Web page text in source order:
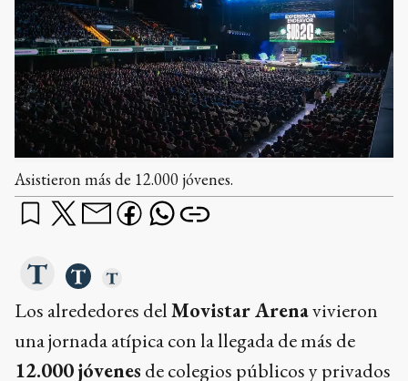
Asistieron más de 12.000 jóvenes.
Los alrededores delMovistar Arenavivieron
una jornada atípica con la llegada de más de
12.000 jóvenes de colegios públicos y privados